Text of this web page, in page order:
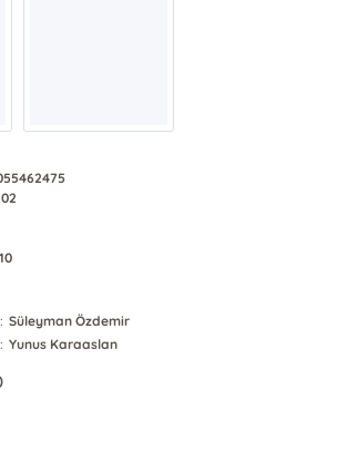
: Süleyman Özdemir
: Yunus Karaaslan